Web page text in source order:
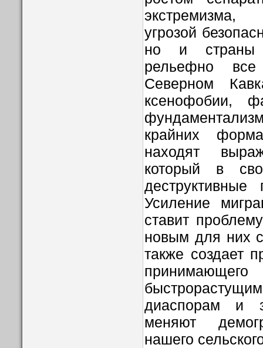
угрозой
но и страны
рельефно
Северном
ксенофобии,
крайних
находят
который в
Усиление
ставит
новым для них
также создает
диаспорам и
меняют
нашего